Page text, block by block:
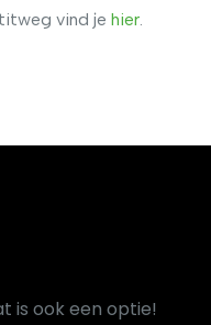
vind je hier.
is ook een optie!